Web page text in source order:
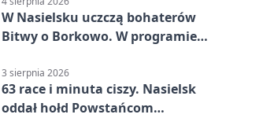
W Nasielsku uczczą bohaterów
Bitwy o Borkowo. W programie
3 sierpnia 2026
63 race i minuta ciszy. Nasielsk
oddał hołd Powstańcom